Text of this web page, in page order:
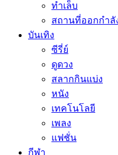
ทำเล็บ
สถานที่ออกกำลั
บันเทิง
ซีรี่ย์
ดูดวง
สลากกินแบ่ง
หนัง
เทคโนโลยี
เพลง
แฟชั่น
กีฬา